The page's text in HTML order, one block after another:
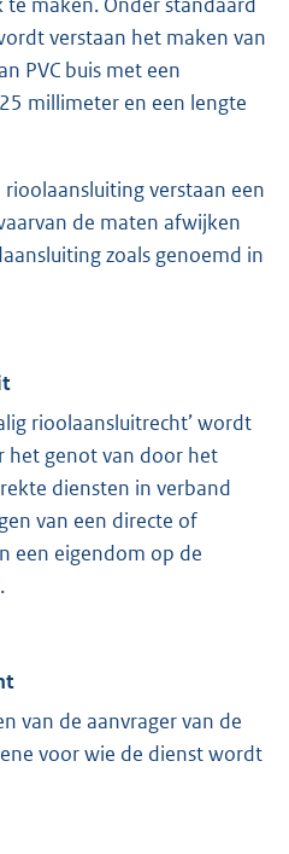
verstaan het maken van
PVC buis met een
millimeter en een lengte
verstaan een
de maten afwijken
zoals genoemd in
rioolaansluitrecht’ wordt
het genot van door het
diensten in verband
van een directe of
een eigendom op de
van de aanvrager van de
voor wie de dienst wordt